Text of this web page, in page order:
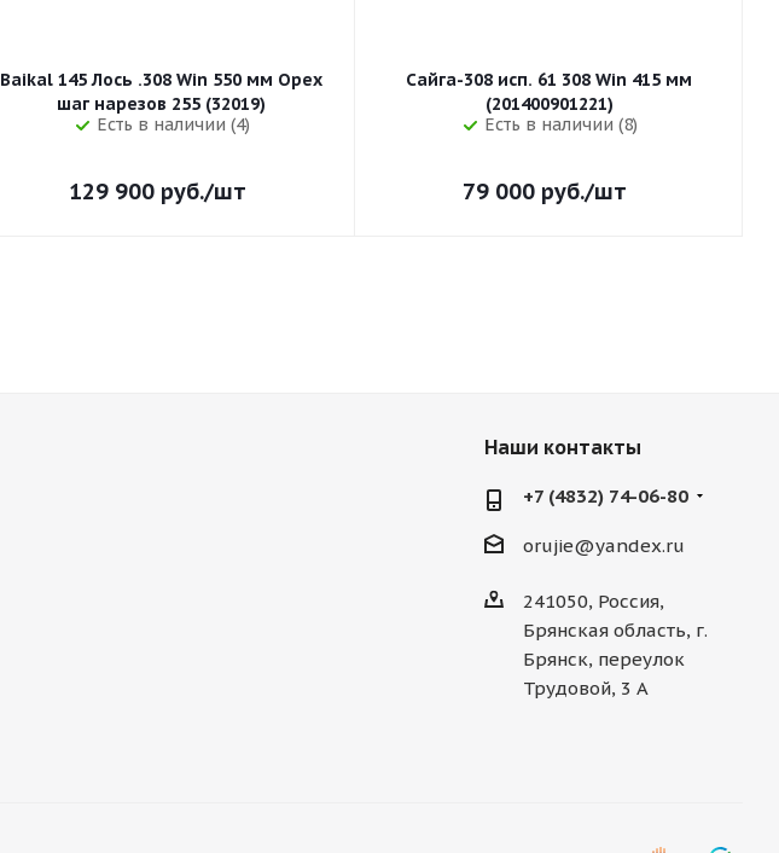
Baikal 145 Лось .308 Win 550 мм Орех
шаг нарезов 255 (32019)
Есть в наличии (4)
129 900руб./шт
Сайга-308 исп. 61 308 Win 415 мм
(201400901221)
Есть в наличии (8)
79 000 руб./шт
Наши контакты
+7 (4832) 74-06-80
orujie@yandex.ru
241050, Россия,
Брянская область, г.
Брянск, переулок
Трудовой, 3 А